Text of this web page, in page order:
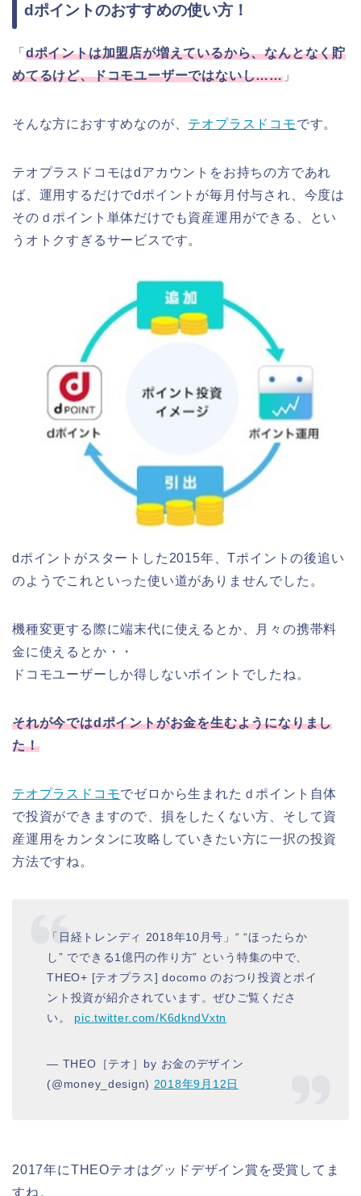
dポイントのおすすめの使い方！
「 dポイントは加盟店が増えているから、なんとなく貯
めてるけど、ドコモユーザーではないし…… 」
そんな方におすすめなのが、 テオプラスドコモです。
テオプラスドコモはdアカウントをお持ちの方であれ
ば、運用するだけでdポイントが毎月付与され、今度は
そのｄポイント単体だけでも資産運用ができる、とい
うオトクすぎるサービスです。
dポイントがスタートした2015年、Tポイントの後追い
のようでこれといった使い道がありませんでした。
機種変更する際に端末代に使えるとか、月々の携帯料
金に使えるとか・・
ドコモユーザーしか得しないポイントでしたね。
それが今ではdポイントがお金を生むようになりまし
た！
テオプラスドコモでゼロから生まれたｄポイント自体
で投資ができますので、損をしたくない方、そして資
産運用をカンタンに攻略していきたい方に一択の投資
方法ですね。
「日経トレンディ 2018年10月号」“ “ほったらか
し” でできる1億円の作り方” という特集の中で、
THEO+ [テオプラス] docomo のおつり投資とポイ
ント投資が紹介されています。ぜひご覧くださ
い。 pic.twitter.com/K6dkndVxtn
— THEO［テオ］by お金のデザイン
(@money_design) 2018年9 月 12日
2017年にTHEOテオはグッドデザイン賞を受賞してま
すね。